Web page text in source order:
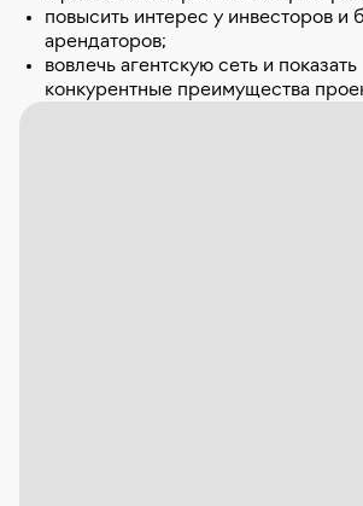
повысить интерес у инвесторов и
арендаторов;
вовлечь агентскую сеть и показать
конкурентные преимущества